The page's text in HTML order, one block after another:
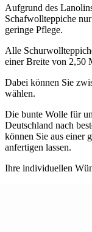
Aufgrund des
Schafwollteppiche
geringe Pflege.
Alle
einer Breite von 2,50
Dabei können Sie
wählen.
Die bunte Wolle für
Deutschland nach
können Sie aus einer
anfertigen lassen.
Ihre individuellen